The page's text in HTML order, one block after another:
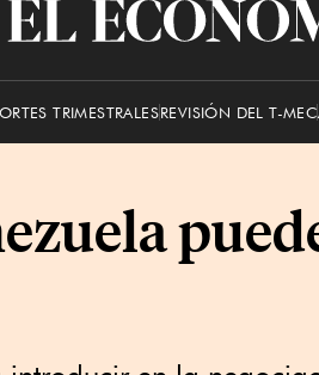
El
TRIMESTRALESREVISIÓN DEL T-MEC